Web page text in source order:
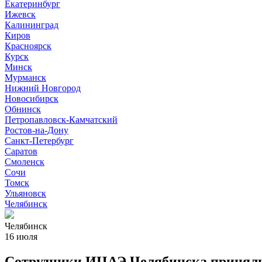
Екатеринбург
Ижевск
Калининград
Киров
Красноярск
Курск
Минск
Мурманск
Нижний Новгород
Новосибирск
Обнинск
Петропавловск-Камчатский
Ростов-на-Дону
Санкт-Петербург
Саратов
Смоленск
Сочи
Томск
Ульяновск
Челябинск
Челябинск
16 июля